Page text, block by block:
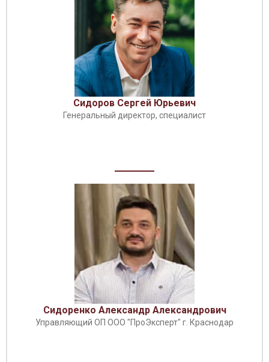
Сидоров Сергей Юрьевич
Генеральный директор, специалист
Сидоренко Александр Александрович
Управляющий ОП ООО "ПроЭксперт" г. Краснодар